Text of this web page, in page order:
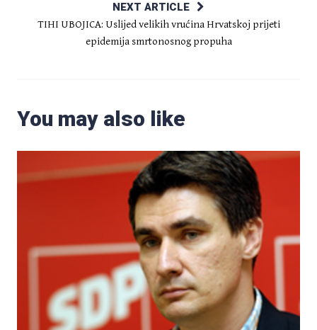
NEXT ARTICLE
TIHI UBOJICA: Uslijed velikih vrućina Hrvatskoj prijeti
epidemija smrtonosnog propuha
You may also like